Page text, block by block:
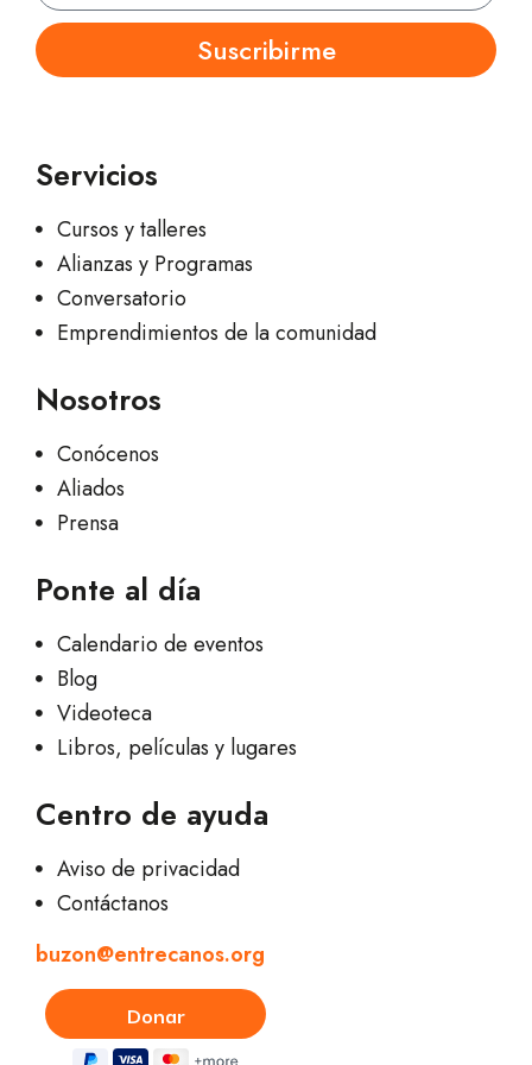
Suscribirme
Servicios
Cursos y talleres
Alianzas y Programas
Conversatorio
Emprendimientos de la comunidad
Nosotros
Conócenos
Aliados
Prensa
Ponte al día
Calendario de eventos
Blog
Videoteca
Libros, películas y lugares
Centro de ayuda
Aviso de privacidad
Contáctanos
buzon@entrecanos.org